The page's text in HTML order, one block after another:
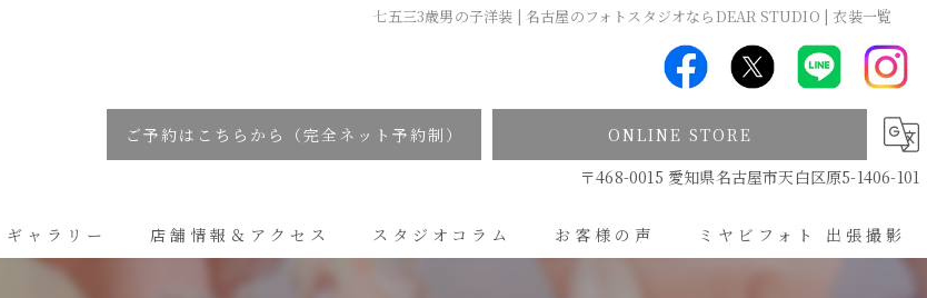
七五三3歳男の子洋装 | 名古屋のフォトスタジオならDEAR STUDIO | 衣装一覧
ご予約はこちらから（完全ネット予約制）
ONLINE STORE
〒468-0015 愛知県名古屋市天白区原5-1406-101
ギャラリー 店舗情報＆アクセス スタジオコラム お客様の声 ミヤビフォト 出張撮影